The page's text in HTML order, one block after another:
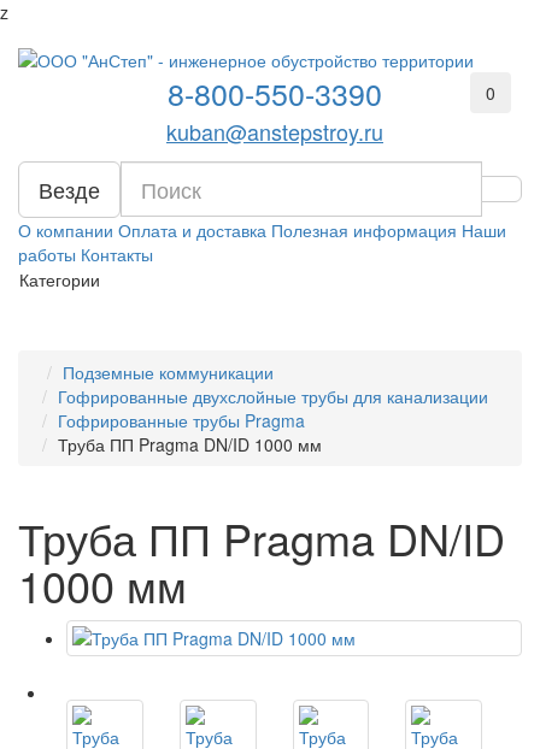
z
8-800-550-3390
kuban@anstepstroy.ru
0
Везде
О компании Оплата и доставка Полезная информация Наши
работы Контакты
Категории
Подземные коммуникации
Гофрированные двухслойные трубы для канализации
Гофрированные трубы Pragma
Труба ПП Pragma DN/ID 1000 мм
Труба ПП Pragma DN/ID
1000 мм